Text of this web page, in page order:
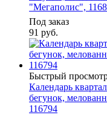
"Мегаполис",
Под заказ
91 руб.
Быстрый
Календарь
бегунок,
116794